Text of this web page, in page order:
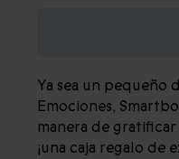
Ya sea un pequeño
Emociones,
manera de
¡una caja regalo de